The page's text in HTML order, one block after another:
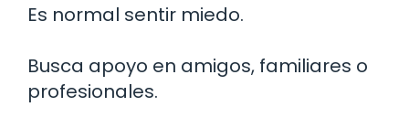
Es normal sentir miedo.
Busca apoyo en amigos, familiares o
profesionales.